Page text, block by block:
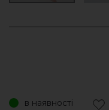
в наявності